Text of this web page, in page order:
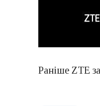
Раніше ZTE